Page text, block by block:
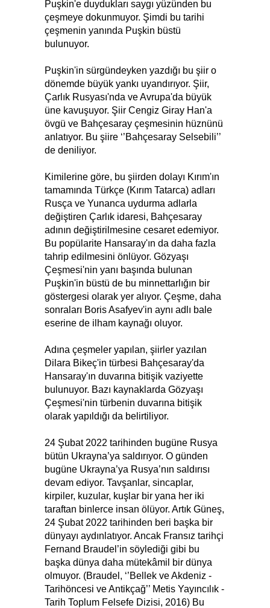
Puşkin'e duydukları saygı yüzünden bu
çeşmeye dokunmuyor. Şimdi bu tarihi
çeşmenin yanında Puşkin büstü
bulunuyor.
Puşkin'in sürgündeyken yazdığı bu şiir o
dönemde büyük yankı uyandırıyor. Şiir,
Çarlık Rusyası'nda ve Avrupa'da büyük
üne kavuşuyor. Şiir Cengiz Giray Han'a
övgü ve Bahçesaray çeşmesinin hüznünü
anlatıyor. Bu şiire ‘’Bahçesaray Selsebili’’
de deniliyor.
Kimilerine göre, bu şiirden dolayı Kırım'ın
tamamında Türkçe (Kırım Tatarca) adları
Rusça ve Yunanca uydurma adlarla
değiştiren Çarlık idaresi, Bahçesaray
adının değiştirilmesine cesaret edemiyor.
Bu popülarite Hansaray'ın da daha fazla
tahrip edilmesini önlüyor. Gözyaşı
Çeşmesi'nin yanı başında bulunan
Puşkin'in büstü de bu minnettarlığın bir
göstergesi olarak yer alıyor. Çeşme, daha
sonraları Boris Asafyev'in aynı adlı bale
eserine de ilham kaynağı oluyor.
Adına çeşmeler yapılan, şiirler yazılan
Dilara Bikeç'in türbesi Bahçesaray'da
Hansaray'ın duvarına bitişik vaziyette
bulunuyor. Bazı kaynaklarda Gözyaşı
Çeşmesi'nin türbenin duvarına bitişik
olarak yapıldığı da belirtiliyor.
24 Şubat 2022 tarihinden bugüne Rusya
bütün Ukrayna’ya saldırıyor. O günden
bugüne Ukrayna’ya Rusya’nın saldırısı
devam ediyor. Tavşanlar, sincaplar,
kirpiler, kuzular, kuşlar bir yana her iki
taraftan binlerce insan ölüyor. Artık Güneş,
24 Şubat 2022 tarihinden beri başka bir
dünyayı aydınlatıyor. Ancak Fransız tarihçi
Fernand Braudel’in söylediği gibi bu
başka dünya daha mütekâmil bir dünya
olmuyor. (Braudel, ‘’Bellek ve Akdeniz -
Tarihöncesi ve Antikçağ’’ Metis Yayıncılık -
Tarih Toplum Felsefe Dizisi, 2016) Bu